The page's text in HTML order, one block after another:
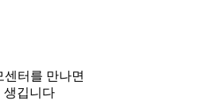
터를 만나면
생깁니다